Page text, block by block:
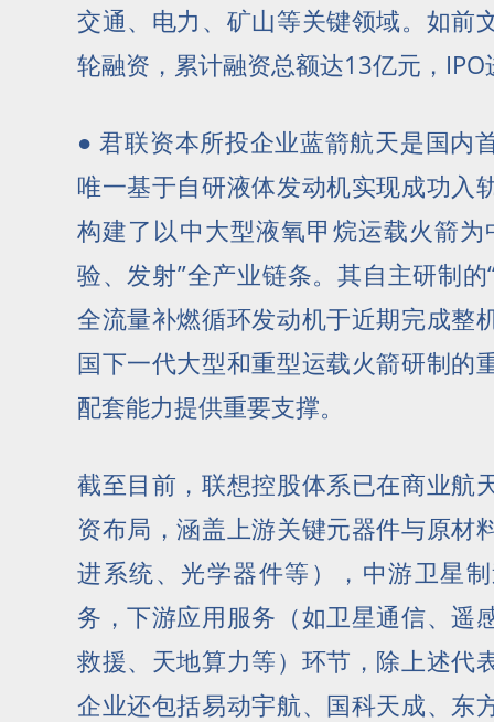
交通、电力、矿山等关键领域。如前
轮融资，累计融资总额达13亿元，
● 君联资本所投企业蓝箭航天是国内
唯一基于自研液体发动机实现成功入
构建了以中大型液氧甲烷运载火箭
验、发射”全产业链条。其自主研制
全流量补燃循环发动机于近期完成整
国下一代大型和重型运载火箭研制的
配套能力提供重要支撑。
截至目前，联想控股体系已在商业航
资布局，涵盖上游关键元器件与原材
进系统、光学器件等），中游卫星
务，下游应用服务（如卫星通信、遥
救援、天地算力等）环节，除上述代
企业还包括易动宇航、国科天成、东